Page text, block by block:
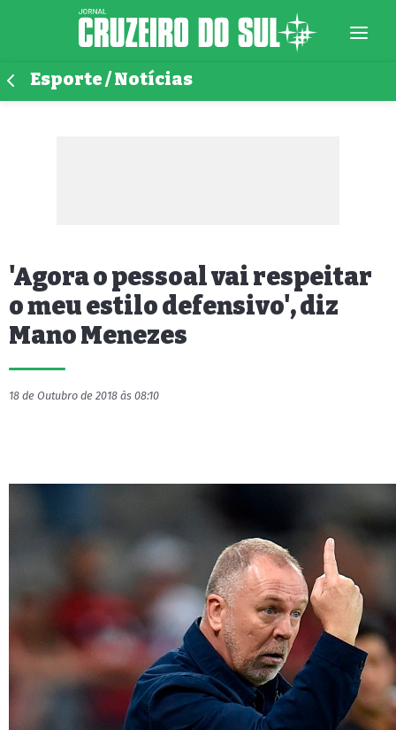
Esporte / Notícias
'Agora o pessoal vai respeitar
o meu estilo defensivo', diz
Mano Menezes
18 de Outubro de 2018 às 08:10